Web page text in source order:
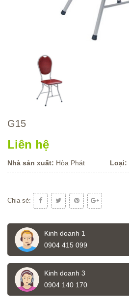
G15
Liên hệ
Nhà sản xuất: Hòa Phát Loại:
Chia sẻ:
Kinh doanh 1
0904 415 099
Kinh doanh 3
0904 140 170